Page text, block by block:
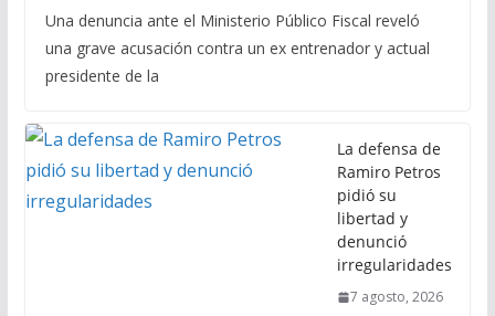
Una denuncia ante el Ministerio Público Fiscal reveló
una grave acusación contra un ex entrenador y actual
presidente de la
La defensa de
Ramiro Petros
pidió su
libertad y
denunció
irregularidades
7 agosto, 2026